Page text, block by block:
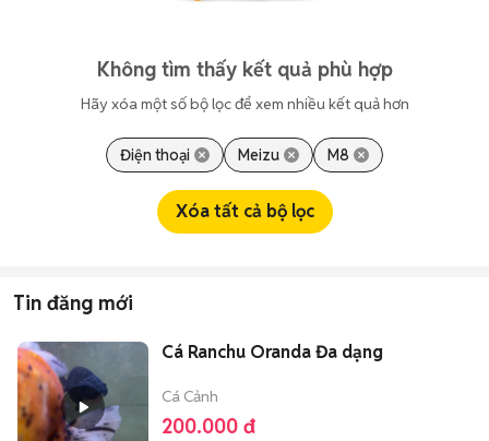
Không tìm thấy kết quả phù hợp
Hãy xóa một số bộ lọc để xem nhiều kết quả hơn
Điện thoại Meizu M8
Xóa tất cả bộ lọc
Tin đăng mới
Cá Ranchu Oranda Đa dạng
Cá Cảnh
200.000 đ